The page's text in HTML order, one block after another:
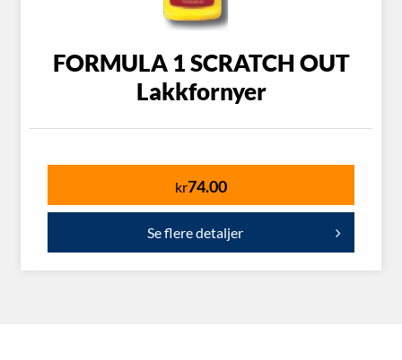
FORMULA 1 SCRATCH OUT
Lakkfornyer
kr74.00
Se flere detaljer